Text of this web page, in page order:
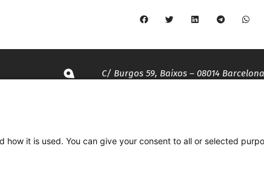
C/ Burgos 59, Baixos – 08014 Barcelona
935 120 481
it is used. You can give your consent to all or selected